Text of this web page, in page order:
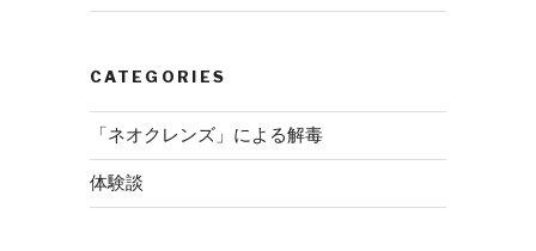
CATEGORIES
「ネオクレンズ」による解毒
体験談